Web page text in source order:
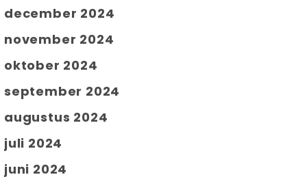
december 2024
november 2024
oktober 2024
september 2024
augustus 2024
juli 2024
juni 2024